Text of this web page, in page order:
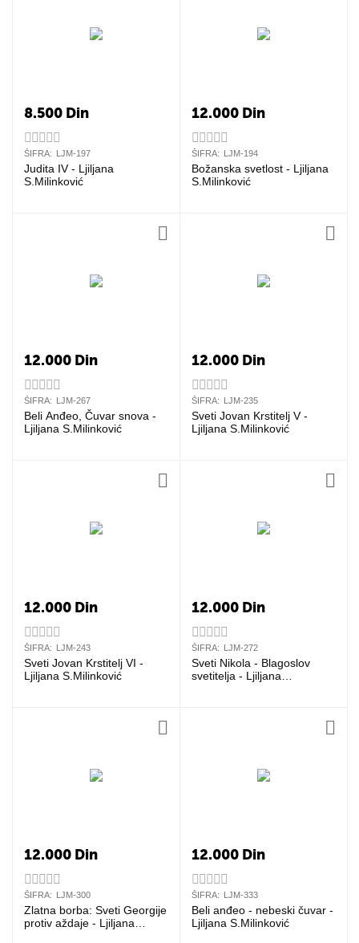
8.500 Din
ŠIFRA: LJM-197
Judita IV - Ljiljana
S.Milinković
12.000 Din
ŠIFRA: LJM-194
Božanska svetlost - Ljiljana
S.Milinković
12.000 Din
ŠIFRA: LJM-267
Beli Anđeo, Čuvar snova -
Ljiljana S.Milinković
12.000 Din
ŠIFRA: LJM-235
Sveti Jovan Krstitelj V -
Ljiljana S.Milinković
12.000 Din
ŠIFRA: LJM-243
Sveti Jovan Krstitelj VI -
Ljiljana S.Milinković
12.000 Din
ŠIFRA: LJM-272
Sveti Nikola - Blagoslov
svetitelja - Ljiljana
12.000 Din
ŠIFRA: LJM-300
Zlatna borba: Sveti Georgije
protiv aždaje - Ljiljana
12.000 Din
ŠIFRA: LJM-333
Beli anđeo - nebeski čuvar -
Ljiljana S.Milinković